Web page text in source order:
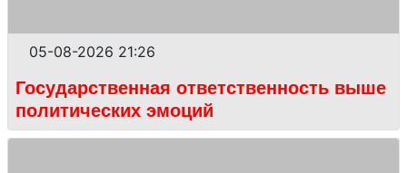
05-08-2026 21:26
Государственная ответственность выше
политических эмоций